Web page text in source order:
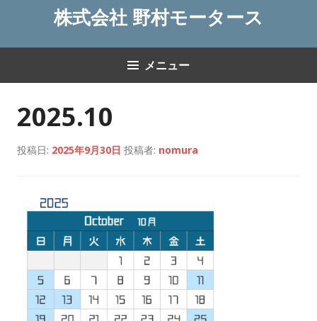
株式会社 野村モータース
メニュー
2025.10
投稿日: 2025年9月30日 投稿者: nomura